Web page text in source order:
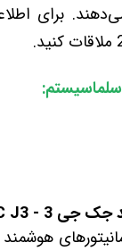
می‌دهند.
سلماسیستم:
مانیتورهای